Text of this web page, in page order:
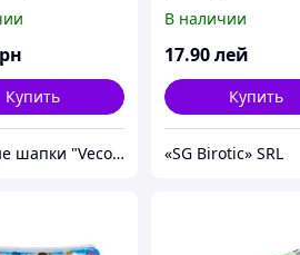
Купить
Меховые шапки "Vecons"
В наличии
17.90лей
Купить
«SG Birotic» SRL